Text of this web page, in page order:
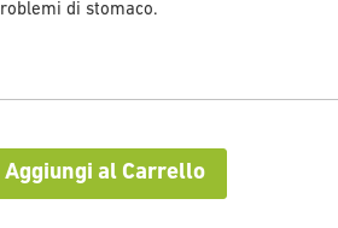
di stomaco.
Aggiungi al Carrello